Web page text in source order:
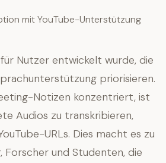
mit YouTube-Unterstützung
Nutzer entwickelt wurde, die
priorisieren.
Notizen konzentriert, ist
Audios zu transkribieren,
URLs. Dies macht es zu
und Studenten, die